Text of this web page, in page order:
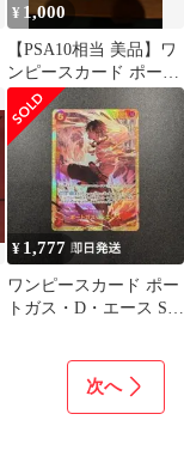
¥ 1,000
【PSA10相当 美品】ワ
ンピースカード ポート
ガス・D・エース SEC
¥ 1,777
ワンピースカード ポー
トガス・D・エース SR
次へ